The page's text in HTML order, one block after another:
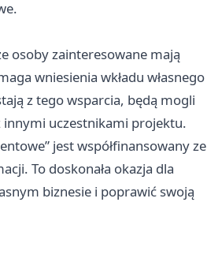
osoby zainteresowane mają
wniesienia wkładu własnego
z tego wsparcia, będą mogli
innymi uczestnikami projektu.
jest współfinansowany ze
To doskonała okazja dla
biznesie i poprawić swoją